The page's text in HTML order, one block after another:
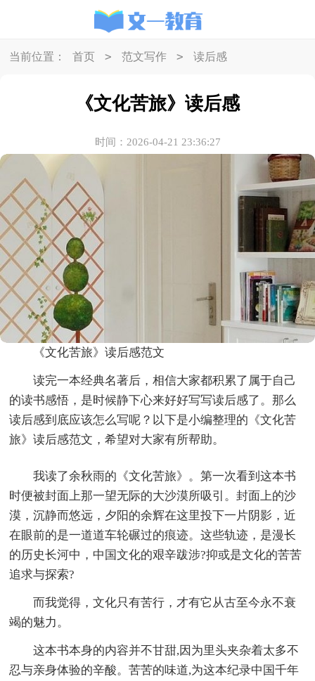
当前位置： 首页 > 范文写作 > 读后感
《文化苦旅》读后感
时间：2026-04-21 23:36:27
《文化苦旅》读后感范文
读完一本经典名著后，相信大家都积累了属于自己
的读书感悟，是时候静下心来好好写写读后感了。那么
读后感到底应该怎么写呢？以下是小编整理的《文化苦
旅》读后感范文，希望对大家有所帮助。
我读了余秋雨的《文化苦旅》。第一次看到这本书
时便被封面上那一望无际的大沙漠所吸引。封面上的沙
漠，沉静而悠远，夕阳的余辉在这里投下一片阴影，近
在眼前的是一道道车轮碾过的痕迹。这些轨迹，是漫长
的历史长河中，中国文化的艰辛跋涉?抑或是文化的苦苦
追求与探索?
而我觉得，文化只有苦行，才有它从古至今永不衰
竭的魅力。
这本书本身的内容并不甘甜,因为里头夹杂着太多不
忍与亲身体验的辛酸。苦苦的味道,为这本纪录中国千年